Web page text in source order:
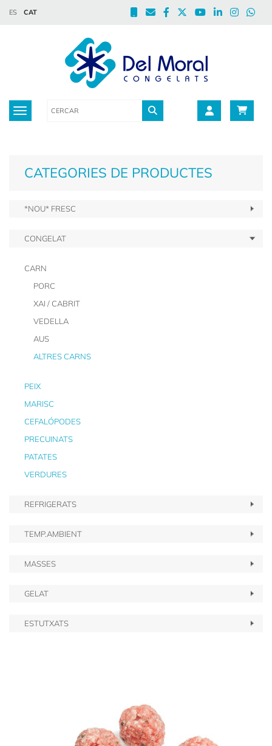
ES CAT
Toggle navigation
CATEGORIES DE PRODUCTES
*NOU* FRESC
CONGELAT
CARN
PORC
XAI / CABRIT
VEDELLA
AUS
ALTRES CARNS
PEIX
MARISC
CEFALÓPODES
PRECUINATS
PATATES
VERDURES
REFRIGERATS
TEMP.AMBIENT
MASSES
GELAT
ESTUTXATS